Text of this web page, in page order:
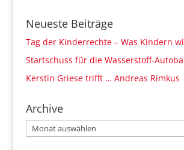
Neueste Beiträge
Tag der Kinderrechte – Was Kindern
Startschuss für die Wasserstoff-
Kerstin Griese trifft … Andreas Rimkus
Archive
Archive